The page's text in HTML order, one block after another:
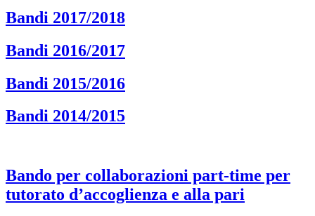
Bandi 2017/2018
Bandi 2016/2017
Bandi 2015/2016
Bandi 2014/2015
Bando per collaborazioni part-time per
tutorato d’accoglienza e alla pari